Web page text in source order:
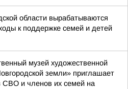
области вырабатываются
к поддержке семей и детей
музей художественной
земли» приглашает
СВО и членов их семей на